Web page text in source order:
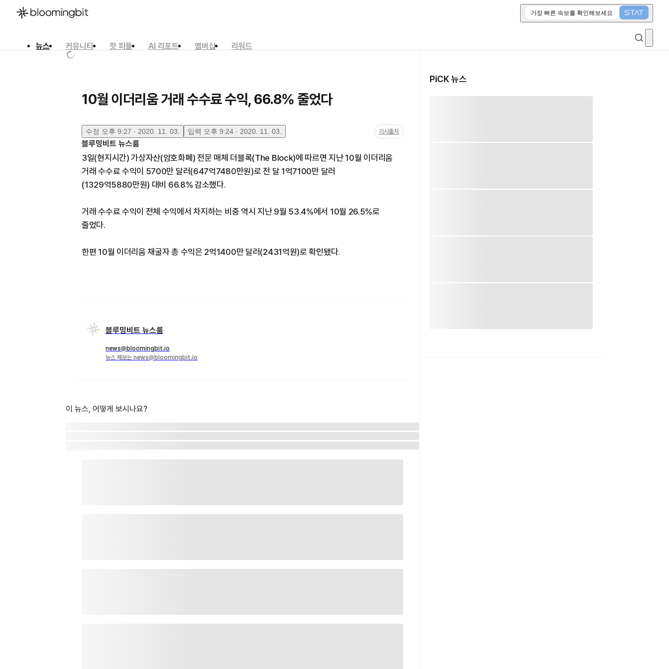
가장 빠른 속보를 확인해보세요
뉴스 커뮤니티 핫 피플 AI 리포트 멤버십
리워드
10월 이더리움 거래 수수료 수익, 66.8% 줄었다
수정 오후 9:27 · 2020. 11. 03. 입력 오후 9:24 · 2020. 11. 03. 기사출처
블루밍비트 뉴스룸
3일(현지시간) 가상자산(암호화폐) 전문 매체 더블록(The Block)에 따르면 지난 10월 이더리움
거래 수수료 수익이 5700만 달러(647억7480만원)로 전 달 1억7100만 달러
(1329억5880만원) 대비 66.8% 감소했다.
거래 수수료 수익이 전체 수익에서 차지하는 비중 역시 지난 9월 53.4%에서 10월 26.5%로
줄었다.
한편 10월 이더리움 채굴자 총 수익은 2억1400만 달러(2431억원)로 확인됐다.
블루밍비트 뉴스룸
news@bloomingbit.io
뉴스 제보는 news@bloomingbit.io
이 뉴스, 어떻게 보시나요?
PiCK 뉴스